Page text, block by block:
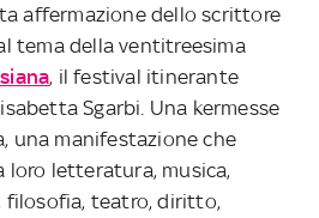
affermazione dello scrittore
tema della ventitreesima
, il festival itinerante
Sgarbi. Una kermesse
una manifestazione che
loro letteratura, musica,
filosofia, teatro, diritto,